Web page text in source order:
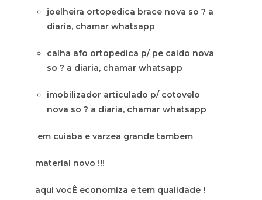
joelheira ortopedica brace nova so ? a
diaria, chamar whatsapp
calha afo ortopedica p/ pe caido nova
so ? a diaria, chamar whatsapp
imobilizador articulado p/ cotovelo
nova so ? a diaria, chamar whatsapp
em cuiaba e varzea grande tambem
material novo !!!
aqui vocÊ economiza e tem qualidade !